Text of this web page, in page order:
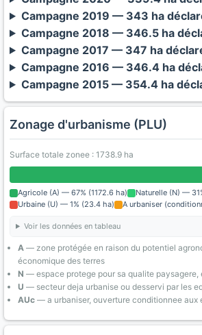
Campagne 2019 — 343 ha
Campagne 2018 — 346.5 ha
Campagne 2017 — 347 ha
Campagne 2016 — 346.4 ha
Campagne 2015 — 354.4 ha
Zonage d'urbanisme (PLU)
Surface totale zonee : 1738.9 ha
Agricole (A) — 67% (1172.6 ha)
Naturelle (N) —
Urbaine (U) — 1% (23.4 ha)
A urbaniser
Voir les données en tableau
A — zone protégée en raison du potentiel
économique des terres
N — espace protege pour sa qualite paysagere,
U — secteur deja urbanise ou desservi par les
AUc — a urbaniser, ouverture conditionnee aux